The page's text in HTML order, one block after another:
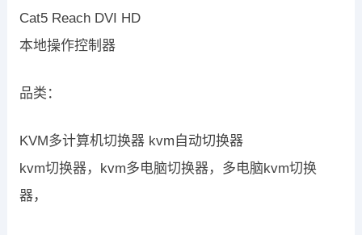
Cat5 Reach DVI HD
本地操作控制器
品类：
KVM多计算机切换器 kvm自动切换器
kvm切换器，kvm多电脑切换器，多电脑kvm切换
器，